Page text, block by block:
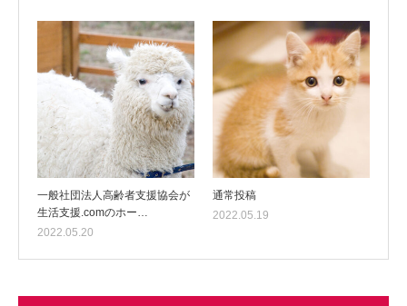
一般社団法人高齢者支援協会が
生活支援.comのホー…
2022.05.20
通常投稿
2022.05.19